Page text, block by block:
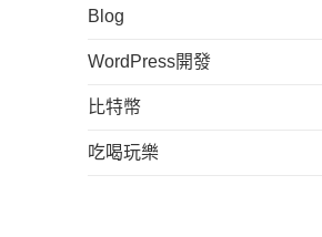
Blog
WordPress開發
比特幣
吃喝玩樂